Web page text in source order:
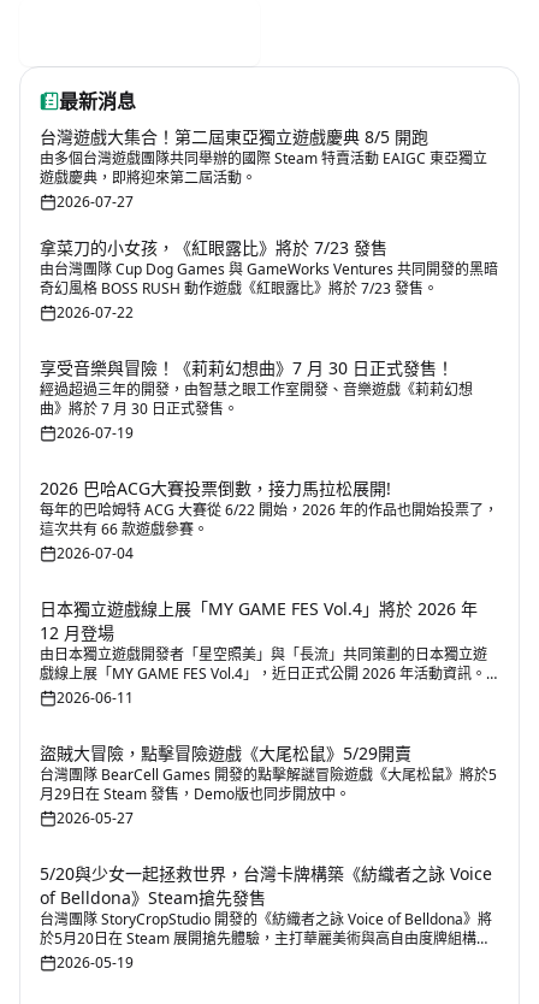
最新消息
台灣遊戲大集合！第二屆東亞獨立遊戲慶典 8/5 開跑
由多個台灣遊戲團隊共同舉辦的國際 Steam 特賣活動 EAIGC 東亞獨立
遊戲慶典，即將迎來第二屆活動。
2026-07-27
拿菜刀的小女孩，《紅眼露比》將於 7/23 發售
由台灣團隊 Cup Dog Games 與 GameWorks Ventures 共同開發的黑暗
奇幻風格 BOSS RUSH 動作遊戲《紅眼露比》將於 7/23 發售。
2026-07-22
享受音樂與冒險！《莉莉幻想曲》7 月 30 日正式發售！
經過超過三年的開發，由智慧之眼工作室開發、音樂遊戲《莉莉幻想
曲》將於 7 月 30 日正式發售。
2026-07-19
2026 巴哈ACG大賽投票倒數，接力馬拉松展開!
每年的巴哈姆特 ACG 大賽從 6/22 開始，2026 年的作品也開始投票了，
這次共有 66 款遊戲參賽。
2026-07-04
日本獨立遊戲線上展「MY GAME FES Vol.4」將於 2026 年
12 月登場
由日本獨立遊戲開發者「星空照美」與「長流」共同策劃的日本獨立遊
戲線上展「MY GAME FES Vol.4」，近日正式公開 2026 年活動資訊。
活動以促進獨立遊戲創作者與玩家之間的交流為核心理念，透過線上展
覽形式，提供開發者展示作品、推廣新作以及與玩家互動交流的平台。
2026-06-11
盜賊大冒險，點擊冒險遊戲《大尾松鼠》5/29開賣
台灣團隊 BearCell Games 開發的點擊解謎冒險遊戲《大尾松鼠》將於5
月29日在 Steam 發售，Demo版也同步開放中。
2026-05-27
5/20與少女一起拯救世界，台灣卡牌構築《紡織者之詠 Voice
of Belldona》Steam搶先發售
台灣團隊 StoryCropStudio 開發的《紡織者之詠 Voice of Belldona》將
於5月20日在 Steam 展開搶先體驗，主打華麗美術與高自由度牌組構築
玩法。
2026-05-19